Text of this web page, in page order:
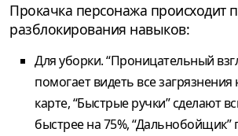
Прокачка персонажа происходит
разблокирования навыков:
Для уборки. “Проницательный
помогает видеть все
карте, “Быстрые ручки” сделают
быстрее на 75%, “Дальнобойщик”